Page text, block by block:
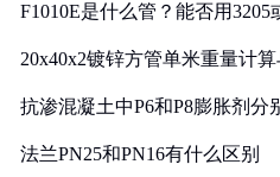
F1010E是什么管？能否用3205
20x40x2镀锌方管单米重量计
抗渗混凝土中P6和P8膨胀剂分
法兰PN25和PN16有什么区别